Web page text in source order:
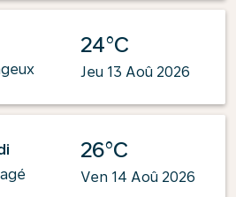
24°C
Jeu 13 Aoû 2026
26°C
Ven 14 Aoû 2026